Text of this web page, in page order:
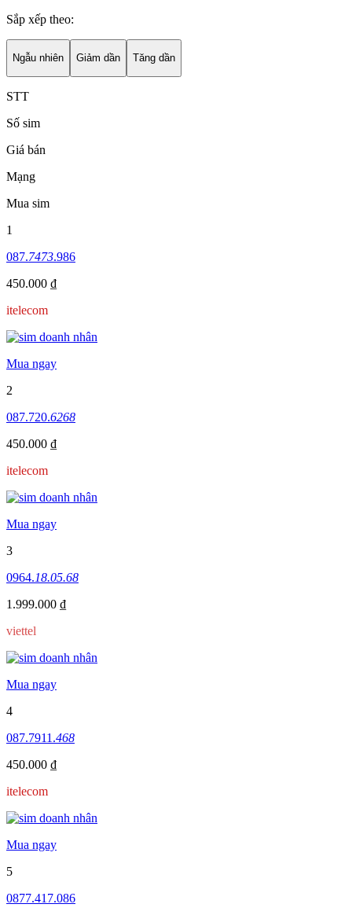
Sắp xếp theo:
Ngẫu nhiên Giảm dần Tăng dần
STT
Số sim
Giá bán
Mạng
Mua sim
1
087.7473.986
450.000 ₫
itelecom
Mua ngay
2
087.720.6268
450.000 ₫
itelecom
Mua ngay
3
0964.18.05.68
1.999.000 ₫
viettel
Mua ngay
4
087.7911.468
450.000 ₫
itelecom
Mua ngay
5
0877.417.086